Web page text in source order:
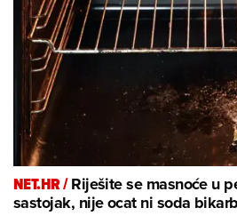
NET.HR /Riješite se masnoće u
sastojak, nije ocat ni soda